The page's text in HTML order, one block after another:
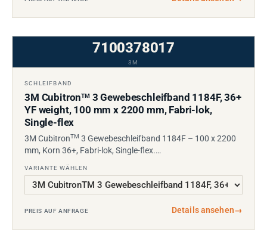
7100378017
3M
SCHLEIFBAND
3M CubitronTM3 Gewebeschleifband 1184F, 36+
YF weight, 100 mm x 2200 mm, Fabri-lok,
Single-flex
3M CubitronTM 3 Gewebeschleifband 1184F – 100 x 2200
mm, Korn 36+, Fabri-lok, Single-flex.…
VARIANTE WÄHLEN
PREIS AUF ANFRAGE Details ansehen→